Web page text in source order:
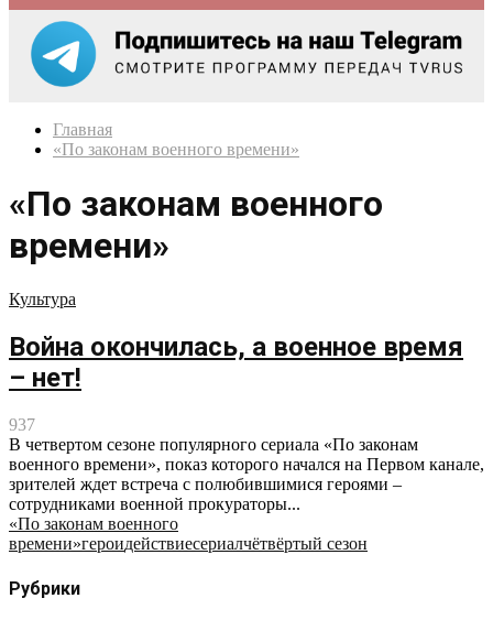
Главная
«По законам военного времени»
«По законам военного
времени»
Культура
Война окончилась, а военное время
– нет!
937
В четвертом сезоне популярного сериала «По законам
военного времени», показ которого начался на Первом канале,
зрителей ждет встреча с полюбившимися героями –
сотрудниками военной прокураторы...
«По законам военного
времени»героидействиесериалчётвёртый сезон
Рубрики